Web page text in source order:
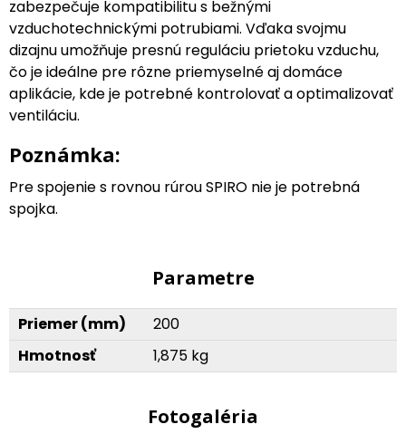
zabezpečuje kompatibilitu s bežnými
vzduchotechnickými potrubiami. Vďaka svojmu
dizajnu umožňuje presnú reguláciu prietoku vzduchu,
čo je ideálne pre rôzne priemyselné aj domáce
aplikácie, kde je potrebné kontrolovať a optimalizovať
ventiláciu.
Poznámka:
Pre spojenie s rovnou rúrou SPIRO nie je potrebná
spojka.
Parametre
Priemer (mm)
200
Hmotnosť
1,875 kg
Fotogaléria